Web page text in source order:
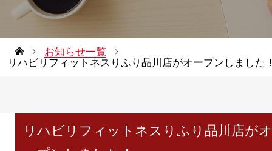
お知らせ一覧
リハビリフィットネスりふり品川店がオープンしました
リハビリフィットネスりふり品川店が